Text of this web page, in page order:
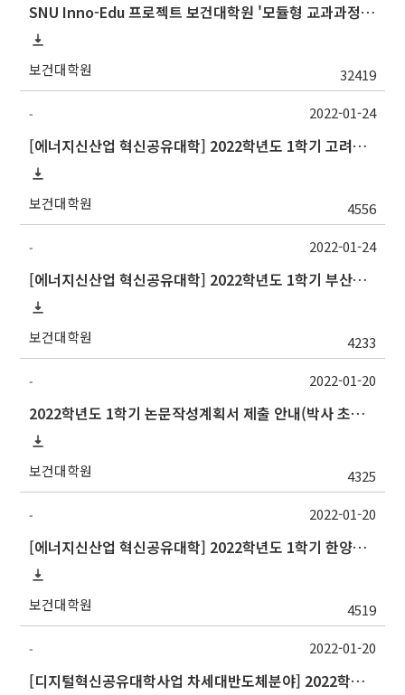
SNU Inno-Edu 프로젝트 보건대학원 '모듈형 교과과정' 안내(revised 2022/2/28)
보건대학원 32419
-
[에너지신산업 혁신공유대학] 2022학년도 1학기 고려대학교 교류 수학 안내
보건대학원 4556
2022-01-24
-
[에너지신산업 혁신공유대학] 2022학년도 1학기 부산대학교 교류 수학 안내
보건대학원 4233
2022-01-24
-
2022학년도 1학기 논문작성계획서 제출 안내(박사 초심 일정 포함)_Thesis Proposal
보건대학원 4325
2022-01-20
-
[에너지신산업 혁신공유대학] 2022학년도 1학기 한양대학교 교류 수학 안내
보건대학원 4519
2022-01-20
-
[디지털혁신공유대학사업 차세대반도체분야] 2022학년도 1학기 숭실대학교 교류 수학 안내
2022-01-20